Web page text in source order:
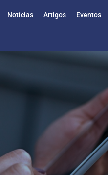
Notícias Artigos Eventos